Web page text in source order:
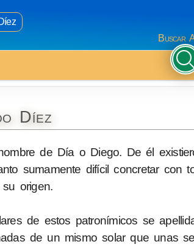
Buscar
Díez
de Día o Diego. De él
sumamente difícil concretar con
origen.
de estos patronímicos se
de un mismo solar que unas